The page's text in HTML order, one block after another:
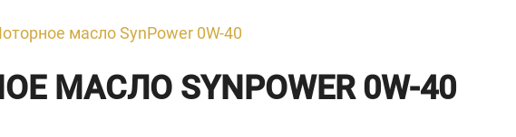
масло SynPower 0W-40
МАСЛО SYNPOWER 0W-40